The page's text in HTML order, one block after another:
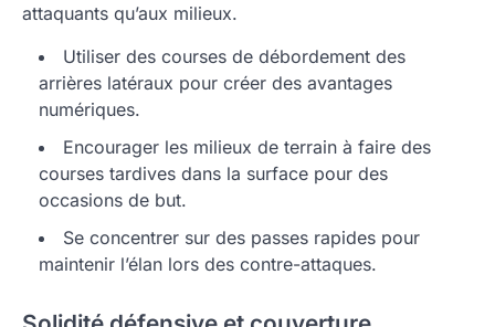
attaquants qu’aux milieux.
Utiliser des courses de débordement des
arrières latéraux pour créer des avantages
numériques.
Encourager les milieux de terrain à faire des
courses tardives dans la surface pour des
occasions de but.
Se concentrer sur des passes rapides pour
maintenir l’élan lors des contre-attaques.